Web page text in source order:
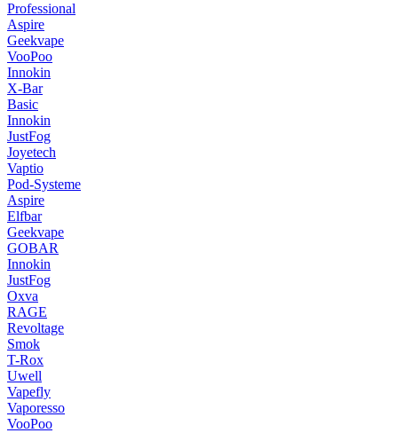
Professional
Aspire
Geekvape
VooPoo
Innokin
X-Bar
Basic
Innokin
JustFog
Joyetech
Vaptio
Pod-Systeme
Aspire
Elfbar
Geekvape
GOBAR
Innokin
JustFog
Oxva
RAGE
Revoltage
Smok
T-Rox
Uwell
Vapefly
Vaporesso
VooPoo